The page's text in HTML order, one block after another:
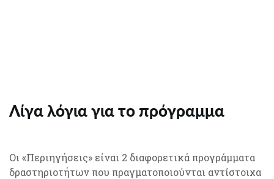
Λίγα λόγια για το πρόγραμμα
Οι «Περιηγήσεις» είναι 2 διαφορετικά προγράμματα
δραστηριοτήτων που πραγματοποιούνται αντίστοιχα